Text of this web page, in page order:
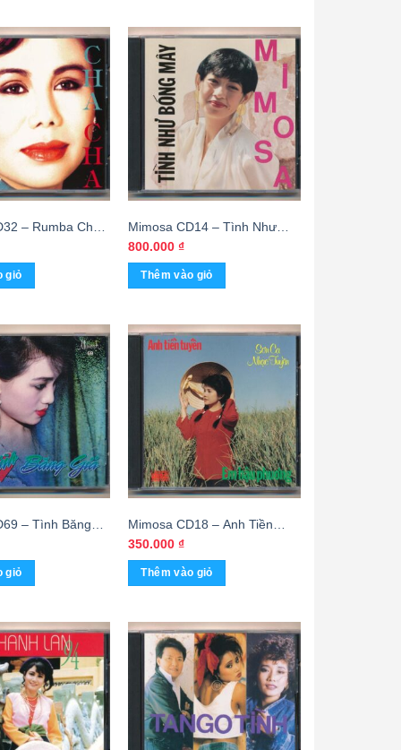
– Rumba Cha
giỏ
Mimosa CD14 – Tình Như
Bóng Mây (JVC) KGTH9
800.000 ₫
Thêm vào giỏ
– Tình Băng
giỏ
Mimosa CD18 – Anh Tiền
Tuyến Em Hậu Phương (Phôi
Khắc) KGTUS
350.000 ₫
Thêm vào giỏ